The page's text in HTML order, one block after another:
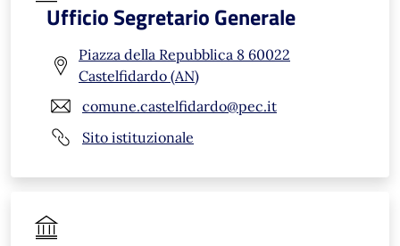
Ufficio Segretario Generale
Piazza della Repubblica 8 60022
Castelfidardo (AN)
comune.castelfidardo@pec.it
Sito istituzionale